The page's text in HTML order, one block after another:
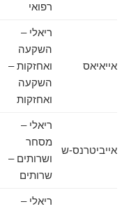
רפואי
אייאיאס
ריאלי –
השקעה
ואחזקות –
השקעה
ואחזקות
אייביטרנס-ש
ריאלי –
מסחר
ושרותים –
שרותים
ריאלי –